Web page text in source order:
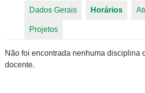
Dados Gerais Horários (aba
Projetos
Não foi encontrada nenhuma disciplina
docente.